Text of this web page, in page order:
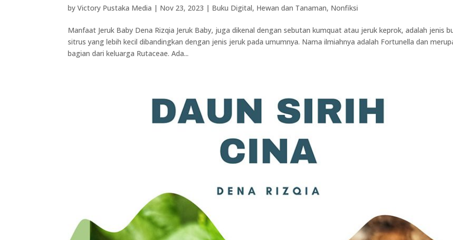
byVictory Pustaka Media | Nov 23, 2023 | Buku Digital, Hewan dan Tanaman, Nonfiksi
Manfaat Jeruk Baby Dena Rizqia Jeruk Baby, juga dikenal dengan sebutan kumquat atau jeruk keprok, adalah jenis
sitrus yang lebih kecil dibandingkan dengan jenis jeruk pada umumnya. Nama ilmiahnya adalah Fortunella dan
bagian dari keluarga Rutaceae. Ada...